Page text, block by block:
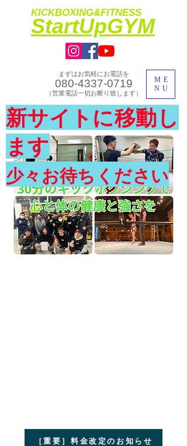
KICKBOXING&FITNESS
​StartUpGYM
ME
NU
まずはお気軽にお電話を
080-4337-0719
​（営業電話一切お断り致します）
​体験入会実施中
新サイトに移動し
ます
少々お待ちください
［重要］料金改定のお知らせ